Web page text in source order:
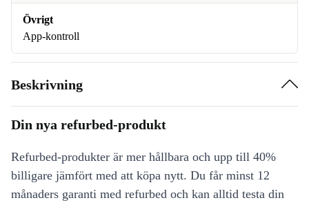
Övrigt
App-kontroll
Beskrivning
Din nya refurbed-produkt
Refurbed-produkter är mer hållbara och upp till 40%
billigare jämfört med att köpa nytt. Du får minst 12
månaders garanti med refurbed och kan alltid testa din